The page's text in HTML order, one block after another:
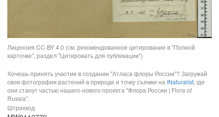
Лицензия CC-BY 4.0 (см. рекомендованное цитирование в "Полной
карточке", раздел "Цитировать для публикации")
Хочешь принять участие в создании "Атласа флоры России"? Загружай
свои фотографии растений в природе и точку съемки на iNaturalist, где
они станут частью нашего нового проекта "Флора России | Flora of
Russia".
Штрихкод